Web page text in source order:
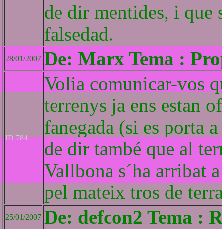
de dir mentides, i que
falsedad.
28/01/2007 De: Marx Tema :
ID 784
Volia comunicar-vos
terrenys ja ens estan
fanegada (si es porta
de dir també que al
Vallbona s´ha arribat
pel mateix tros de
25/01/2007 De: defcon2 Tema :